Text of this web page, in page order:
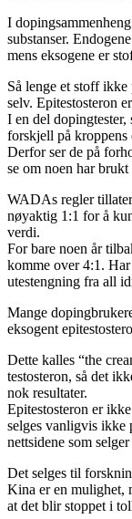
I
substanser.
mens eksogene er
Så lenge et stoff
selv. Epitestosteron
I en del dopingtester,
forskjell på kroppens
Derfor ser de på
se om noen har
WADAs regler
nøyaktig 1:1 for å
verdi.
For bare noen år
komme over 4:1.
utestengning fra all
Mange
eksogent
Dette kalles “the
testosteron, så det
nok resultater.
Epitestosteron er
selges vanligvis ikke
nettsidene som
Det selges til
Kina er en mulighet,
at det blir stoppet i